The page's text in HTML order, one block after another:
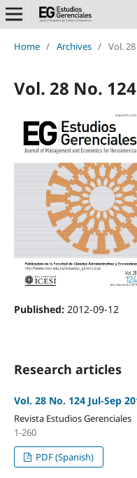
Home / Archives / Vol.
Vol. 28 No.
Published: 2012-09-12
Research articles
Vol. 28 No. 124 Jul-Sep
Revista Estudios Gerenciales
1-260
PDF (Spanish)